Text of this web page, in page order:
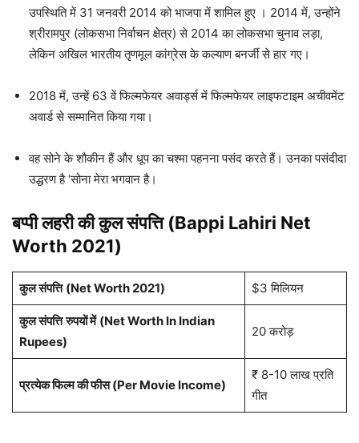
उपस्थिति में 31 जनवरी 2014 को भाजपा में शामिल हुए । 2014 में, उन्होंने
श्रीरामपुर (लोकसभा निर्वाचन क्षेत्र) से 2014 का लोकसभा चुनाव लड़ा,
लेकिन अखिल भारतीय तृणमूल कांग्रेस के कल्याण बनर्जी से हार गए।
2018 में, उन्हें 63 वें फिल्मफेयर अवार्ड्स में फिल्मफेयर लाइफटाइम अचीवमेंट
अवार्ड से सम्मानित किया गया।
वह सोने के शौकीन हैं और धूप का चश्मा पहनना पसंद करते हैं। उनका पसंदीदा
उद्धरण है ‘सोना मेरा भगवान है।
बप्पी लहरीकी कुल संपत्ति (Bappi Lahiri Net
Worth 2021)
कुल संपत्ति (Net Worth 2021) $3 मिलियन
कुल संपत्ति रुपयों में (Net Worth In Indian
Rupees)
20 करोड़
प्रत्येक फिल्म की फीस (Per Movie Income)
₹ 8-10 लाख प्रति
गीत